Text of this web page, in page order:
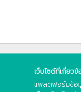
เว็บไซต์ที่เกี่ยว
แพลตฟอร์มข้อ